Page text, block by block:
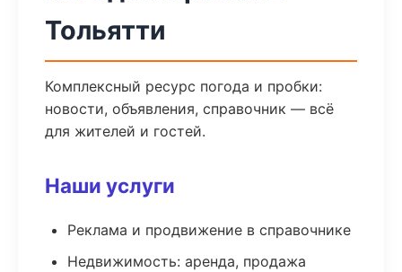
Тольятти
Комплексный ресурс погода и пробки:
новости, объявления, справочник — всё
для жителей и гостей.
Наши услуги
Реклама и продвижение в справочнике
Недвижимость: аренда, продажа